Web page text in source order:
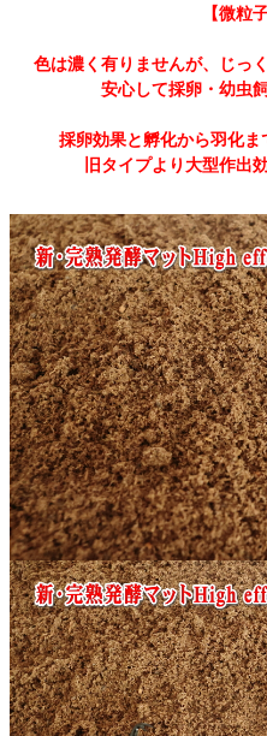
【微粒
色は濃く有りませんが、じっ
安心して採卵・幼虫
採卵効果と孵化から羽化
旧タイプより大型作出